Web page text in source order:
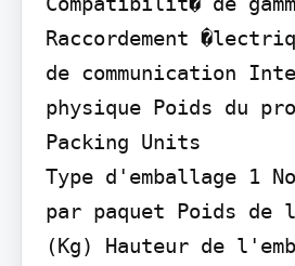
Raccordement
de communication
physique Poids du
Packing Units
Type d'emballage 1
par paquet Poids de
(Kg) Hauteur de